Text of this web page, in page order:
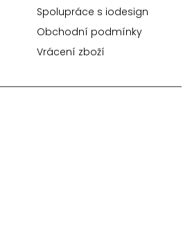
Spolupráce s iodesign
Obchodní podmínky
Vrácení zboží